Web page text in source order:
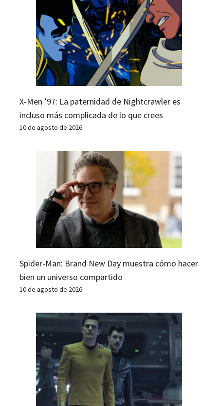
X-Men ’97: La paternidad de Nightcrawler es
incluso más complicada de lo que crees
10 de agosto de 2026
Spider-Man: Brand New Day muestra cómo hacer
bien un universo compartido
10 de agosto de 2026